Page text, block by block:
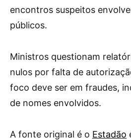
encontros suspeitos
públicos.
Ministros questionam
nulos por falta de
foco deve ser em fraudes,
de nomes envolvidos.
A fonte original é o Estadão